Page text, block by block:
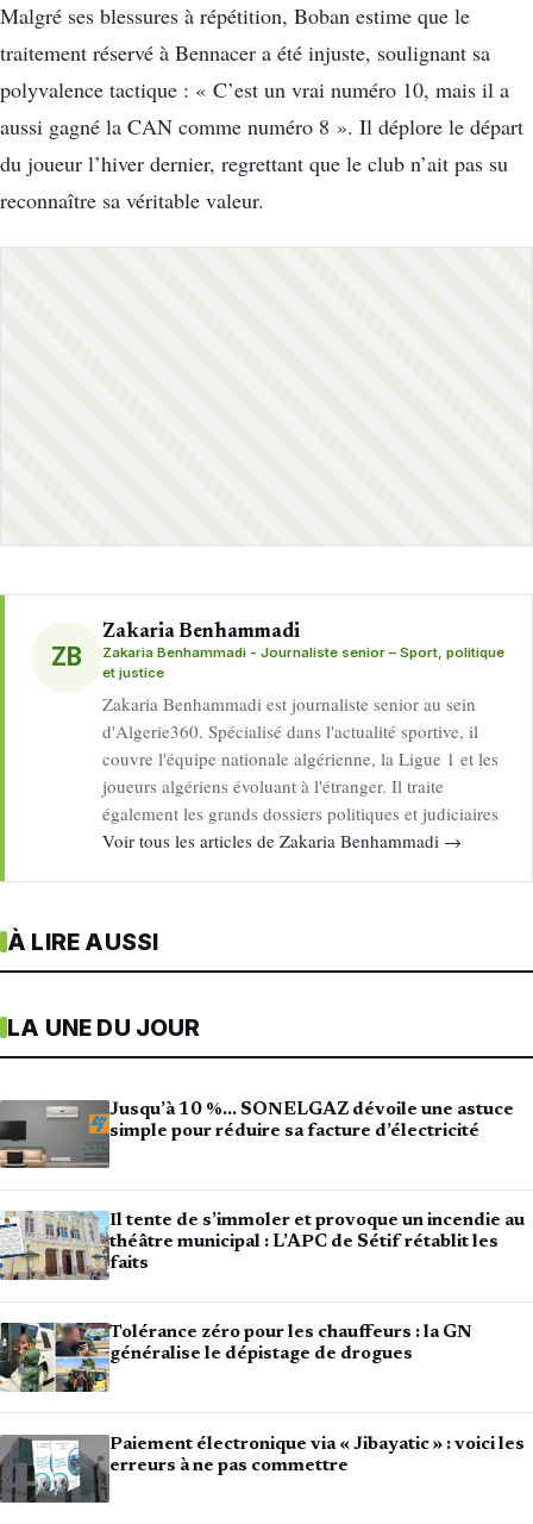
Malgré ses blessures à répétition, Boban estime que le
traitement réservé à Bennacer a été injuste, soulignant sa
polyvalence tactique : « C’est un vrai numéro 10, mais il a
aussi gagné la CAN comme numéro 8 ». Il déplore le départ
du joueur l’hiver dernier, regrettant que le club n’ait pas su
reconnaître sa véritable valeur.
ZB
Zakaria Benhammadi
Zakaria Benhammadi - Journaliste senior – Sport, politique
et justice
Zakaria Benhammadi est journaliste senior au sein
d'Algerie360. Spécialisé dans l'actualité sportive, il
couvre l'équipe nationale algérienne, la Ligue 1 et les
joueurs algériens évoluant à l'étranger. Il traite
également les grands dossiers politiques et judiciaires
Voir tous les articles de Zakaria Benhammadi →
À LIRE AUSSI
LA UNE DU JOUR
Jusqu’à 10 %… SONELGAZ dévoile une astuce
simple pour réduire sa facture d’électricité
Il tente de s’immoler et provoque un incendie au
théâtre municipal : L’APC de Sétif rétablit les
faits
Tolérance zéro pour les chauffeurs : la GN
généralise le dépistage de drogues
Paiement électronique via « Jibayatic » : voici les
erreurs à ne pas commettre